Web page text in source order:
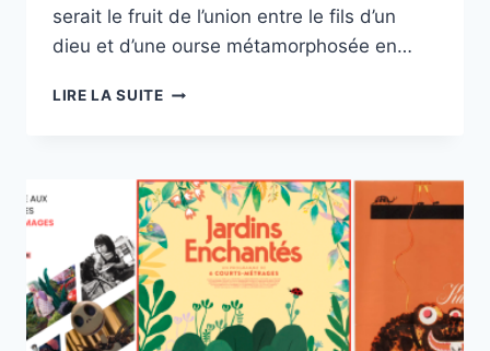
serait le fruit de l’union entre le fils d’un
dieu et d’une ourse métamorphosée en…
LIRE LA SUITE‘JIBURO’
94